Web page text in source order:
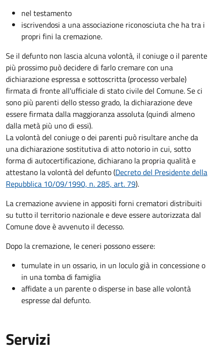
nel testamento
iscrivendosi a una associazione riconosciuta che ha tra i
propri fini la cremazione.
Se il defunto non lascia alcuna volontà, il coniuge o il parente
più prossimo può decidere di farlo cremare con una
dichiarazione espressa e sottoscritta (processo verbale)
firmata di fronte all'ufficiale di stato civile del Comune. Se ci
sono più parenti dello stesso grado, la dichiarazione deve
essere firmata dalla maggioranza assoluta (quindi almeno
dalla metà più uno di essi).
La volontà del coniuge o dei parenti può risultare anche da
una dichiarazione sostitutiva di atto notorio in cui, sotto
forma di autocertificazione, dichiarano la propria qualità e
attestano la volontà del defunto (Decreto del Presidente della
Repubblica 10/09/1990, n. 285, art. 79).
La cremazione avviene in appositi forni crematori distribuiti
su tutto il territorio nazionale e deve essere autorizzata dal
Comune dove è avvenuto il decesso.
Dopo la cremazione, le ceneri possono essere:
tumulate in un ossario, in un loculo già in concessione o
in una tomba di famiglia
affidate a un parente o disperse in base alle volontà
espresse dal defunto.
Servizi